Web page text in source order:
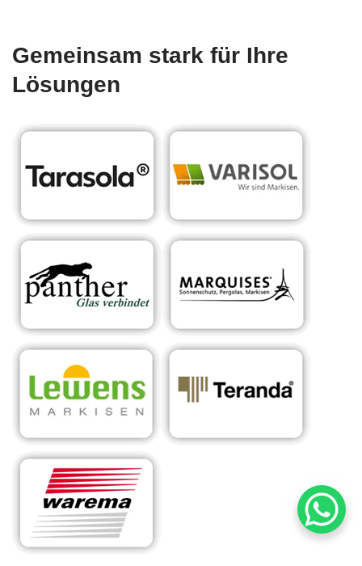
Gemeinsam stark für Ihre
Lösungen